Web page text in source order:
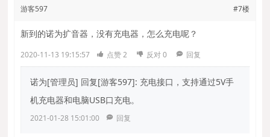
游客597 #7楼
新到的诺为扩音器，没有充电器，怎么充电呢？
2020-11-13 19:15:57 点赞2 反对0 回复
诺为[管理员] 回复[游客597]: 充电接口，支持通过5V手
机充电器和电脑USB口充电。
2021-01-28 15:01:00 回复